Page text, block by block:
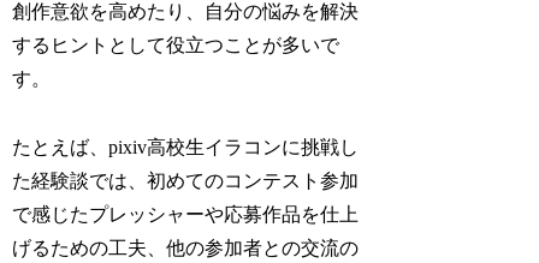
創作意欲を高めたり、自分の悩みを解決
するヒントとして役立つことが多いで
す。
たとえば、pixiv高校生イラコンに挑戦し
た経験談では、初めてのコンテスト参加
で感じたプレッシャーや応募作品を仕上
げるための工夫、他の参加者との交流の